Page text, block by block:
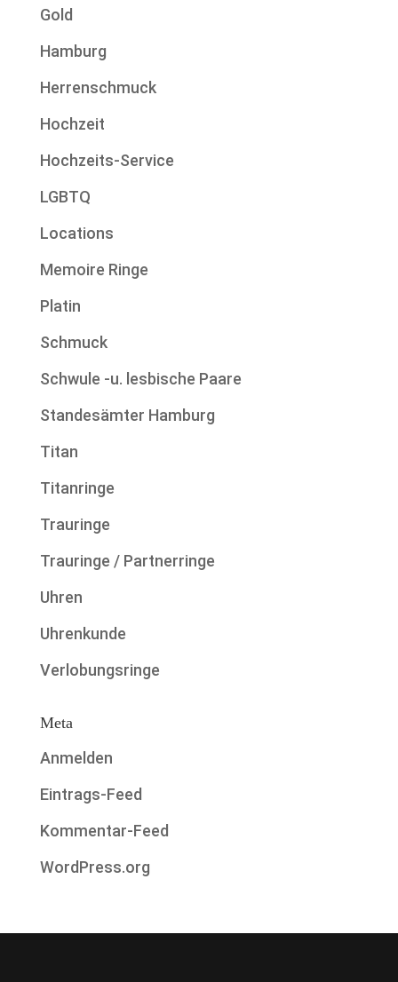
Gold
Hamburg
Herrenschmuck
Hochzeit
Hochzeits-Service
LGBTQ
Locations
Memoire Ringe
Platin
Schmuck
Schwule -u. lesbische Paare
Standesämter Hamburg
Titan
Titanringe
Trauringe
Trauringe / Partnerringe
Uhren
Uhrenkunde
Verlobungsringe
Meta
Anmelden
Eintrags-Feed
Kommentar-Feed
WordPress.org